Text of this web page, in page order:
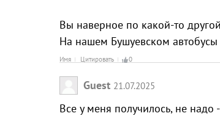
Вы наверное по какой-то
На нашем Бушуевском
Имя Цитировать 0
Guest 21.07.2025
Все у меня получилось, не надо